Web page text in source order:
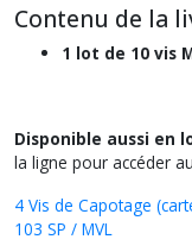
Contenu de la
1 lot de 10 vis
Disponible aussi en
la ligne pour accéder
4 Vis de Capotage
103 SP / MVL